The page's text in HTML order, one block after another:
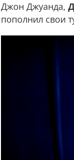
Джон Джуанда,
пополнил свои